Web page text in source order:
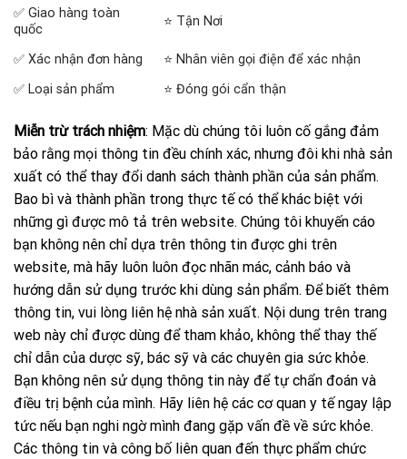
✅ Giao hàng toàn
quốc
⭐ Tận Nơi
✅ Xác nhận đơn hàng
⭐ Nhân viên gọi điện để xác nhận
✅ Loại sản phẩm
⭐ Đóng gói cẩn thận
Miễn trừ trách nhiệm: Mặc dù chúng tôi luôn cố gắng đảm
bảo rằng mọi thông tin đều chính xác, nhưng đôi khi nhà sản
xuất có thể thay đổi danh sách thành phần của sản phẩm.
Bao bì và thành phần trong thực tế có thể khác biệt với
những gì được mô tả trên website. Chúng tôi khuyến cáo
bạn không nên chỉ dựa trên thông tin được ghi trên
website, mà hãy luôn luôn đọc nhãn mác, cảnh báo và
hướng dẫn sử dụng trước khi dùng sản phẩm. Để biết thêm
thông tin, vui lòng liên hệ nhà sản xuất. Nội dung trên trang
web này chỉ được dùng để tham khảo, không thể thay thế
chỉ dẫn của dược sỹ, bác sỹ và các chuyên gia sức khỏe.
Bạn không nên sử dụng thông tin này để tự chẩn đoán và
điều trị bệnh của mình. Hãy liên hệ các cơ quan y tế ngay lập
tức nếu bạn nghi ngờ mình đang gặp vấn đề về sức khỏe.
Các thông tin và công bố liên quan đến thực phẩm chức